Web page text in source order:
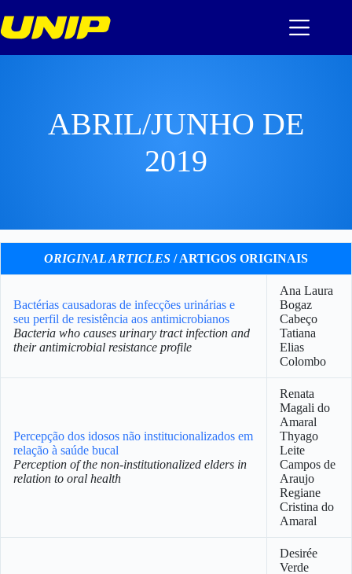
para
o
ABRIL/JUNHO DE
2019
ORIGINAL ARTICLES / ARTIGOS ORIGINAIS
Bactérias causadoras de infecções urinárias e
seu perfil de resistência aos antimicrobianos
Bacteria who causes urinary tract infection and
their antimicrobial resistance profile
Ana Laura
Bogaz
Cabeço
Tatiana
Elias
Colombo
Percepção dos idosos não institucionalizados em
relação à saúde bucal
Perception of the non-institutionalized elders in
relation to oral health
Renata
Magali do
Amaral
Thyago
Leite
Campos de
Araujo
Regiane
Cristina do
Amaral
Desirée
Verde